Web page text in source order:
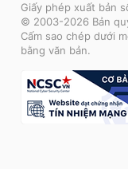
Giấy phép xuất bản
© 2003-2026 Bản
Cấm sao chép dưới
bằng văn bản.